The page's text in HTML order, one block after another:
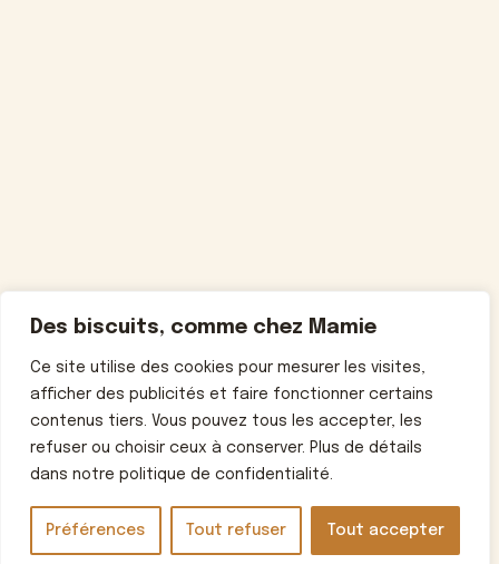
Des biscuits, comme chez Mamie
Ce site utilise des cookies pour mesurer les visites,
afficher des publicités et faire fonctionner certains
contenus tiers. Vous pouvez tous les accepter, les
refuser ou choisir ceux à conserver. Plus de détails
dans notre politique de confidentialité.
Préférences Tout refuser Tout accepter